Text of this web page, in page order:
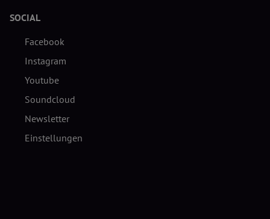
SOCIAL
Facebook
Instagram
Youtube
Soundcloud
Newsletter
Einstellungen